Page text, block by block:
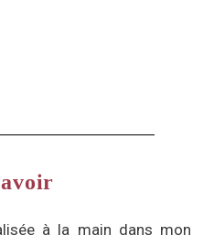
à la main dans mon